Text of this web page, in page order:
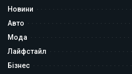
Новини
Авто
Мода
Лайфстайл
Бізнес